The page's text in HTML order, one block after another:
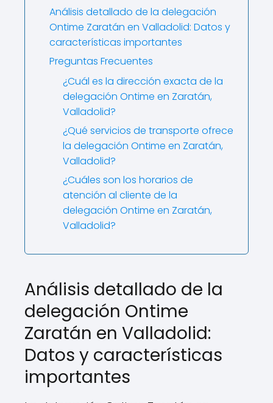
Análisis detallado de la delegación
Ontime Zaratán en Valladolid: Datos y
características importantes
Preguntas Frecuentes
¿Cuál es la dirección exacta de la
delegación Ontime en Zaratán,
Valladolid?
¿Qué servicios de transporte ofrece
la delegación Ontime en Zaratán,
Valladolid?
¿Cuáles son los horarios de
atención al cliente de la
delegación Ontime en Zaratán,
Valladolid?
Análisis detallado de la
delegación Ontime
Zaratán en Valladolid:
Datos y características
importantes